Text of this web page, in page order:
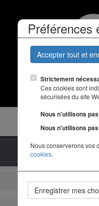
Préférences
Accepter tout et
Strictement
Ces cookies sont
sécurisées du site
Nous n'utilisons
Nous n'utilisons
Nous conserverons vos
cookies.
Enregistrer mes